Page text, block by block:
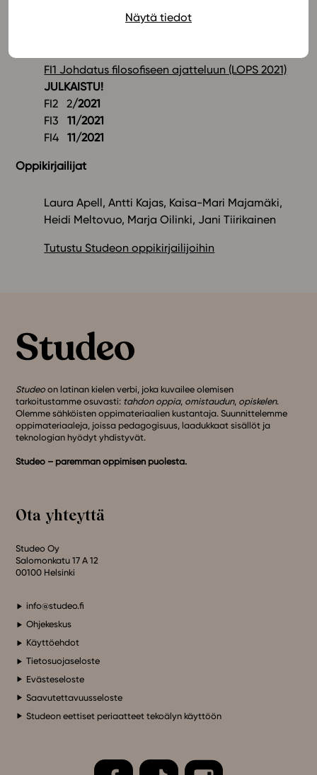
Näytä tiedot
FI1 Johdatus filosofiseen ajatteluun (LOPS 2021)
JULKAISTU!
FI2 2/2021
FI311/2021
FI411/2021
Oppikirjailijat
Laura Apell, Antti Kajas, Kaisa-Mari Majamäki,
Heidi Meltovuo, Marja Oilinki, Jani Tiirikainen
Tutustu Studeon oppikirjailijoihin
Studeo on latinan kielen verbi, joka kuvailee olemisen
tarkoitustamme osuvasti: tahdon oppia, omistaudun, opiskelen.
Olemme sähköisten oppimateriaalien kustantaja. Suunnittelemme
oppimateriaaleja, joissa pedagogisuus, laadukkaat sisällöt ja
teknologian hyödyt yhdistyvät.
Studeo – paremman oppimisen puolesta.
Ota yhteyttä
Studeo Oy
Salomonkatu 17 A 12
00100 Helsinki
info@studeo.fi
Ohjekeskus
Käyttöehdot
Tietosuojaseloste
Evästeseloste
Saavutettavuusseloste
Studeon eettiset periaatteet tekoälyn käyttöön